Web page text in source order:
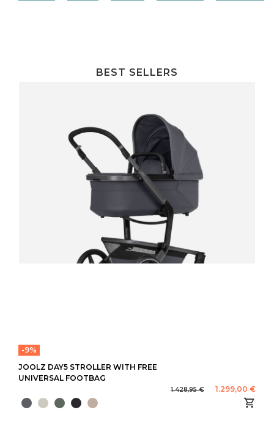
BEST SELLERS
-9%
JOOLZ DAY5 STROLLER WITH FREE
UNIVERSAL FOOTBAG
1.428,95 € 1.299,00 €